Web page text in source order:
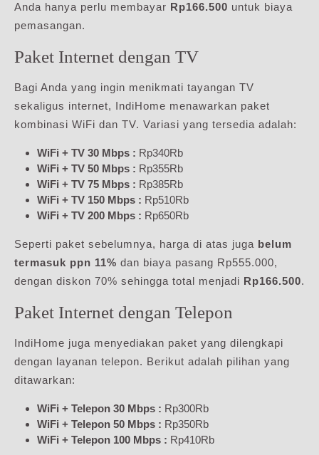
Anda hanya perlu membayar Rp166.500 untuk biaya
pemasangan.
Paket Internet dengan TV
Bagi Anda yang ingin menikmati tayangan TV
sekaligus internet, IndiHome menawarkan paket
kombinasi WiFi dan TV. Variasi yang tersedia adalah:
WiFi + TV 30 Mbps : Rp340Rb
WiFi + TV 50 Mbps : Rp355Rb
WiFi + TV 75 Mbps : Rp385Rb
WiFi + TV 150 Mbps : Rp510Rb
WiFi + TV 200 Mbps : Rp650Rb
Seperti paket sebelumnya, harga di atas juga belum
termasuk ppn 11% dan biaya pasang Rp555.000,
dengan diskon 70% sehingga total menjadi Rp166.500.
Paket Internet dengan Telepon
IndiHome juga menyediakan paket yang dilengkapi
dengan layanan telepon. Berikut adalah pilihan yang
ditawarkan:
WiFi + Telepon 30 Mbps : Rp300Rb
WiFi + Telepon 50 Mbps : Rp350Rb
WiFi + Telepon 100 Mbps : Rp410Rb